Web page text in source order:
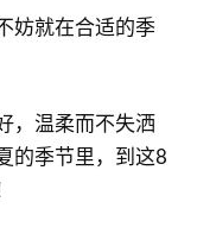
妨就在合适的季
，温柔而不失洒
的季节里，到这8